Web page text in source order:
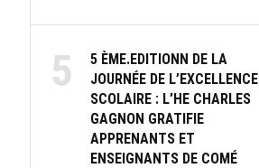
5
5 ÈME.EDITIONN DE LA
JOURNÉE DE L’EXCELLENCE
SCOLAIRE : L’HE CHARLES
GAGNON GRATIFIE
APPRENANTS ET
ENSEIGNANTS DE COMÉ